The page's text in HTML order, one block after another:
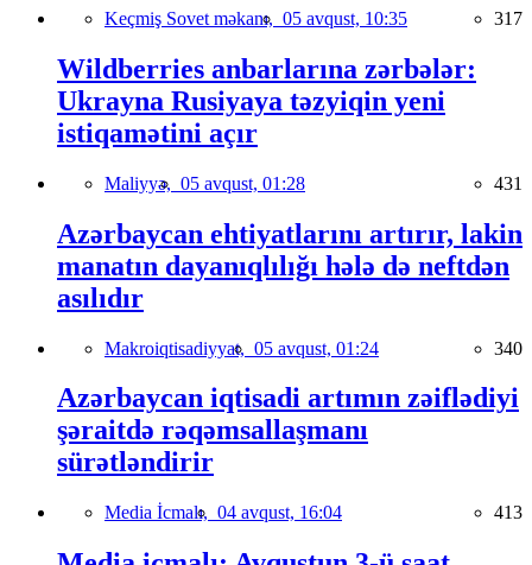
Keçmiş Sovet məkanı, 05 avqust, 10:35 317
Wildberries anbarlarına zərbələr:
Ukrayna Rusiyaya təzyiqin yeni
istiqamətini açır
Maliyyə, 05 avqust, 01:28 431
Azərbaycan ehtiyatlarını artırır, lakin
manatın dayanıqlılığı hələ də neftdən
asılıdır
Makroiqtisadiyyat, 05 avqust, 01:24 340
Azərbaycan iqtisadi artımın zəiflədiyi
şəraitdə rəqəmsallaşmanı
sürətləndirir
Media İcmalı, 04 avqust, 16:04 413